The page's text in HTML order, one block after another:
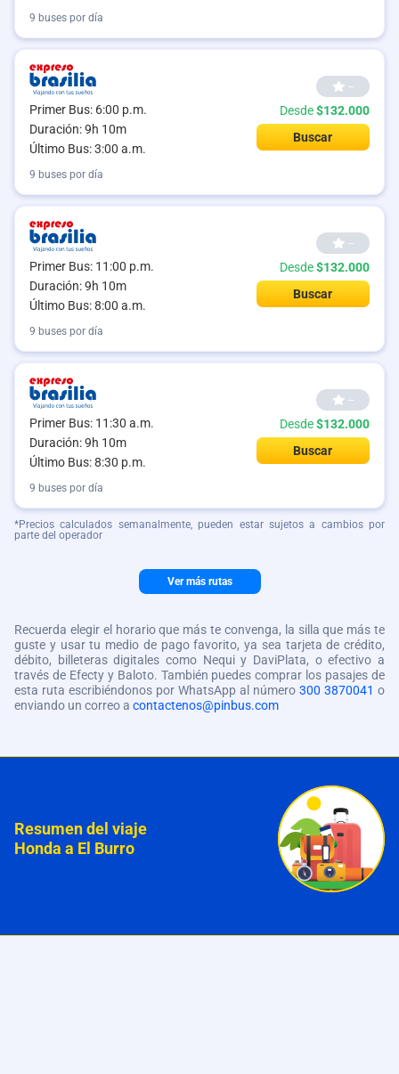
9 buses por día
Primer Bus: 6:00 p.m.
Duración: 9h 10m
Último Bus: 3:00 a.m.
--
Desde$132.000
Buscar
9 buses por día
Primer Bus: 11:00 p.m.
Duración: 9h 10m
Último Bus: 8:00 a.m.
--
Desde$132.000
Buscar
9 buses por día
Primer Bus: 11:30 a.m.
Duración: 9h 10m
Último Bus: 8:30 p.m.
--
Desde$132.000
Buscar
9 buses por día
*Precios calculados semanalmente, pueden estar sujetos a cambios por
parte del operador
Ver más rutas
Recuerda elegir el horario que más te convenga, la silla que más te
guste y usar tu medio de pago favorito, ya sea tarjeta de crédito,
débito, billeteras digitales como Nequi y DaviPlata, o efectivo a
través de Efecty y Baloto. También puedes comprar los pasajes de
esta ruta escribiéndonos por WhatsApp al número 300 3870041 o
enviando un correo a contactenos@pinbus.com
Resumen del viaje
Honda a El Burro